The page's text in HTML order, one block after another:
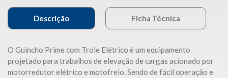
Descrição Ficha Técnica
O Guincho Prime com Trole Elétrico é um equipamento
projetado para trabalhos de elevação de cargas acionado por
motorredutor elétrico e motofreio. Sendo de fácil operação e